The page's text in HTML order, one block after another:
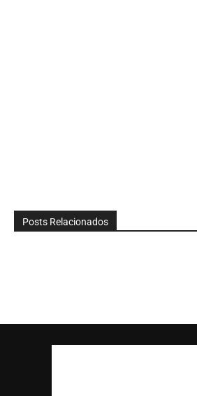
Posts Relacionados